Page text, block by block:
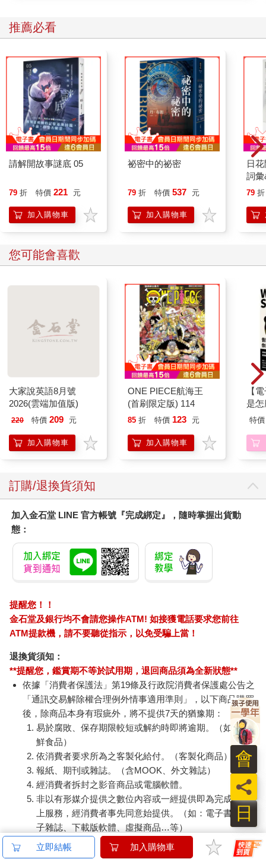
我垂頭喪氣地走回長屋，沿路踢著石頭。我沒想到會這麼快就把
錢花光。得再找新的工作才行。這時，剛才那群男子緊盯著胎兒
也許這世上還有其他人會覺得稀奇，而想看這名胎兒。
隔天，我在長屋的房間裡拉起黑布，來到屋外向行人吆喝。由於
這座長屋建造於行人往來頻仍的場所，所以容易招攬顧客。
「來看『唵哺幼』哦。平常可是看不到的哦。這就是平時待在女
人肚子裡的胎兒。」
一開始眾人都存有戒心，過路不停。不久，有幾個人停下腳步，
詢問我什麼是唵哺幼，胎兒又是什麼，最後終於有一位客人跟著
我走。我在長屋入口處收了錢，領他走進昏暗的房內，讓那位客
人坐在榻榻米上。那位客人臉上的表情寫著，一定不是什麼多了
不得的東西，我端著一個用布蓋好的托盆來到他面前。
我掀開布，胎兒就躺在托盆上。那名客人為之瞠目，雙眼緊盯著
那個像白色菜蟲般的身軀。我告訴他，這是我們人類最原本的樣
我的珍奇展示屋逐漸打響名號，客人開始蜂擁而來。每當我在那
些屏息等候胎兒登場的客人面前掀開布時，他們都會發出一聲驚
呼，然後把臉湊向托盆，想看個仔細。有人覺得可怕，有人覺得
我在入口處收取的費用並不高，但因為有不少人上門，所以一天
下來賺取的金額相當可觀。我得以盡情地吃飯、喝酒、賭博。我
花在骰子上的金額一天比一天多，但我絲毫不以為意。反正胎兒
在市町裡打響名號後，有人對我的胎兒動起歪腦筋。某夜，有小
偷潛入我屋裡。他似乎是看準我出外散步時犯案。等我回到家裡
一看，屋內一片狼藉，甚至還有拆草蓆的痕跡。由於我將胎兒放
在懷中，帶著一起出門，才沒被偷走，但這已嚇得我血色盡失。
現在我要是失去胎兒，就什麼也沒了。
從那之後，我決定盡可能不眠不休地守護胎兒。因為這樣，我眼
袋滿是黑眼圈。胎兒似乎完全沒察覺自己被人盯上，緊貼著我胸
前睡得香甜，作著美夢。雖然我不知道胎兒是否也會作夢。
張和睏意，沒能像平時表現得那麼自然，但人們還是以驚嘆的眼
不過，在賭博方面可就不像胎兒表演這般順利了。我連賭連輸，
還欠了一筆債。為了扳回一城，我奮力一賭，無奈天不從人願，
欠債愈積愈多。我變得個性暴躁，連對附近那位我付錢請來幫忙
的少年也厲聲咆哮。每當我大聲說話，身邊的胎兒總會簌簌發
胎兒一直保持像內臟般的模樣，完全沒長大。自我從小河邊撿回
他之後，他仍舊只有小指般大小，體型如同魚或蜥蜴一般。本以
為他也差不多該長至人類嬰兒的大小了，但他的手腳卻毫無半點
言無疑是好事一樁。但我還是很擔心，剛好有一次在路上偶遇和
泉蠟庵，於是我便同他商量此事。
「他要成長，應該得待在女人的肚子裡才行。胎兒待在女人的肚
子外頭，怎麼會長大呢。」
接著他想勸我別再賭博，所以我裝沒聽見，就此離開。
也有人想學我拿胎兒供人參觀。他們似乎是找專門墮胎的醫生，
付錢買來胎兒。但那些胎兒最後不是一命嗚呼，就是離開母胎後
活不了多久。很少胎兒能像我這個胎兒一樣，在離開女人肚子後
還能存活。所以人們還是付錢到這裡來看我的胎兒。
我不再讓他睡在那件又髒又舊的衣服裡，而是買來一個紅色的鬆
軟坐墊，讓胎兒睡在上頭。我把臉湊近，朝他吹氣，他就會扭動
身軀，想要避開我。好像是因為我的呼氣帶有酒味。
過沒多久，賭場的老大帶著一批像凶神惡煞的男子到屋裡來找
我。他們無視於參觀胎兒的長長人龍，直接就想走進長屋裡，引
來排隊的客人抗議，但這群男子一瞪眼，眾人旋即不敢作聲。在
那間荒屋裡賭博的，全都是看起來忠厚老實的人，但背後經營賭
推薦必看
請解開故事謎底 05
79 折 特價 221 元
加入購物車
祕密中的祕密
79 折 特價 537 元
加入購物車
日
詞
79 折
您可能會喜歡
大家說英語8月號
2026(雲端加值版)
220 特價 209 元
加入購物車
ONE PIECE航海王
(首刷限定版) 114
85 折 特價 123 元
加入購物車
【
是
特價
訂購/退換貨須知
加入金石堂 LINE 官方帳號『完成綁定』，隨時掌握出貨動
態：
提醒您！！
金石堂及銀行均不會請您操作ATM! 如接獲電話要求您前往
ATM提款機，請不要聽從指示，以免受騙上當！
退換貨須知：
**提醒您，鑑賞期不等於試用期，退回商品須為全新狀態**
依據「消費者保護法」第19條及行政院消費者保護處公告之
「通訊交易解除權合理例外情事適用準則」，以下商品購買
後，除商品本身有瑕疵外，將不提供7天的猶豫期：
易於腐敗、保存期限較短或解約時即將逾期。（如：生
鮮食品）
依消費者要求所為之客製化給付。（客製化商品）
報紙、期刊或雜誌。（含MOOK、外文雜誌）
經消費者拆封之影音商品或電腦軟體。
非以有形媒介提供之數位內容或一經提供即為完成之線
上服務，經消費者事先同意始提供。（如：電子書、電
子雜誌、下載版軟體、虛擬商品…等）
已拆封之個人衛生用品。（如：內衣褲、刮鬍刀、除毛
刀…等）
立即結帳 加入購物車
日
員
會